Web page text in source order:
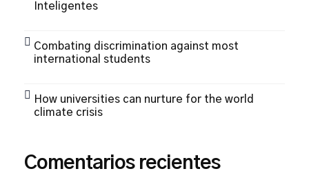
Inteligentes
Combating discrimination against most
international students
How universities can nurture for the world
climate crisis
Comentarios recientes